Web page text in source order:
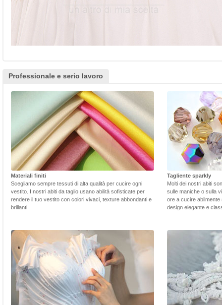
Professionale e serio lavoro
Materiali finiti
Scegliamo sempre tessuti di alta qualità per cucire ogni
vestito. I nostri abiti da taglio usano abilità sofisticate per
rendere il tuo vestito con colori vivaci, texture abbondanti e
brillanti.
Tagliente sparkly
Molti dei nostri abiti
sulle maniche o sulla
ore a cucire
design elegante e